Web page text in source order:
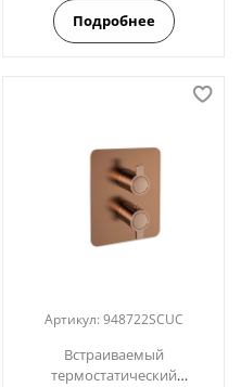
Подробнее
Артикул: 948722SCUC
Встраиваемый
термостатический